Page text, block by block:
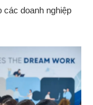
các doanh nghiệp